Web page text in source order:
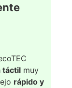
táctil muy
rápido y